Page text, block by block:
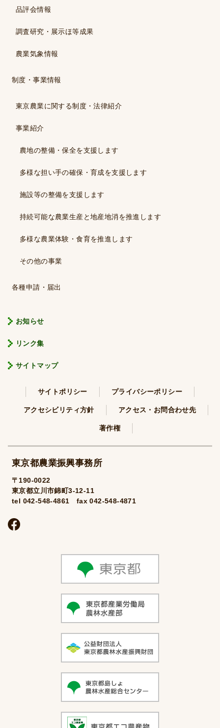
品評会情報
調査研究・展示ほ等成果
農業気象情報
制度・事業情報
東京農業に関する制度・法律紹介
事業紹介
農地の整備・保全を支援します
多様な担い手の確保・育成を支援します
施設等の整備を支援します
持続可能な農業生産と地産地消を推進します
多様な農業体験・食育を推進します
その他の事業
各種申請・届出
お知らせ
リンク集
サイトマップ
サイトポリシー プライバシーポリシー
アクセシビリティ方針 アクセス・お問合わせ先
著作権
東京都農業振興事務所
〒190-0022
東京都立川市錦町3-12-11
tel 042-548-4861 fax 042-548-4871